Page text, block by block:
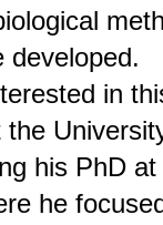
developed.
in
his PhD
he